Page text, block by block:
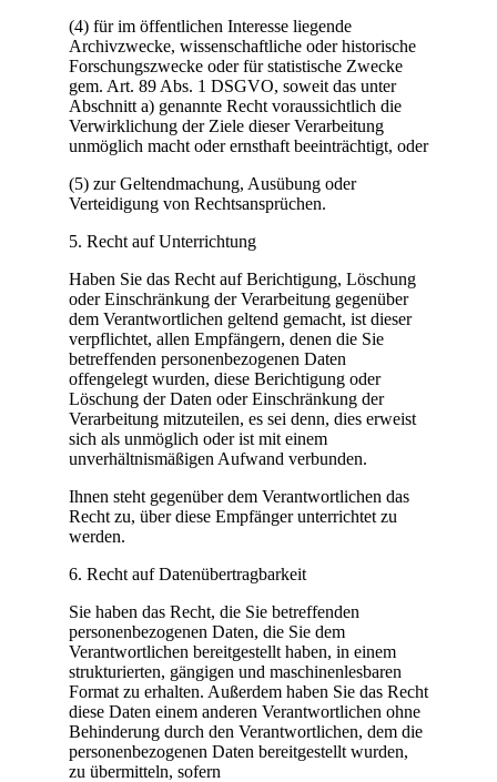
(4) für im öffentlichen Interesse liegende
Archivzwecke, wissenschaftliche oder historische
Forschungszwecke oder für statistische Zwecke
gem. Art. 89 Abs. 1 DSGVO, soweit das unter
Abschnitt a) genannte Recht voraussichtlich die
Verwirklichung der Ziele dieser Verarbeitung
unmöglich macht oder ernsthaft beeinträchtigt, oder
(5) zur Geltendmachung, Ausübung oder
Verteidigung von Rechtsansprüchen.
5. Recht auf Unterrichtung
Haben Sie das Recht auf Berichtigung, Löschung
oder Einschränkung der Verarbeitung gegenüber
dem Verantwortlichen geltend gemacht, ist dieser
verpflichtet, allen Empfängern, denen die Sie
betreffenden personenbezogenen Daten
offengelegt wurden, diese Berichtigung oder
Löschung der Daten oder Einschränkung der
Verarbeitung mitzuteilen, es sei denn, dies erweist
sich als unmöglich oder ist mit einem
unverhältnismäßigen Aufwand verbunden.
Ihnen steht gegenüber dem Verantwortlichen das
Recht zu, über diese Empfänger unterrichtet zu
werden.
6. Recht auf Datenübertragbarkeit
Sie haben das Recht, die Sie betreffenden
personenbezogenen Daten, die Sie dem
Verantwortlichen bereitgestellt haben, in einem
strukturierten, gängigen und maschinenlesbaren
Format zu erhalten. Außerdem haben Sie das Recht
diese Daten einem anderen Verantwortlichen ohne
Behinderung durch den Verantwortlichen, dem die
personenbezogenen Daten bereitgestellt wurden,
zu übermitteln, sofern